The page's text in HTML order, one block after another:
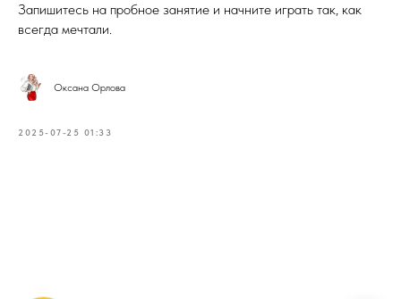
Запишитесь на пробное занятие и начните играть так, как
всегда мечтали.
Оксана Орлова
2025-07-25 01:33